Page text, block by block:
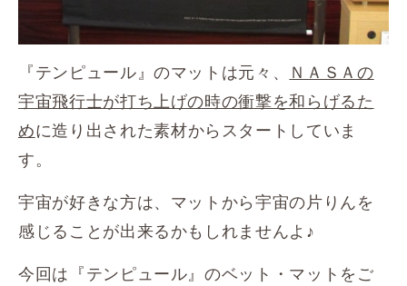
『テンピュール』のマットは元々、
ＮＡＳＡの
宇宙飛行士が打ち上げの時の衝撃を和らげるた
めに造り出された素材からスタートしていま
す。
宇宙が好きな方は、マットから宇宙の片りんを
感じることが出来るかもしれませんよ♪
今回は『テンピュール』のベット・マットをご